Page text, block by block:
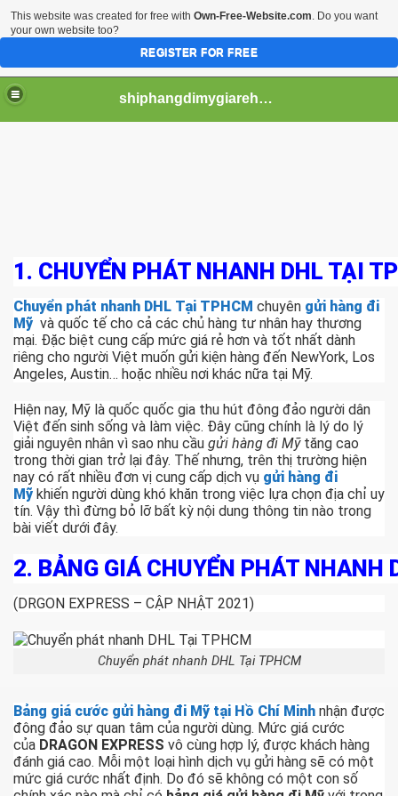
shiphangdimygiarehcm
1. CHUYỂN PHÁT NHANH DHL TẠI
Chuyển phát nhanh DHL Tại TPHCM chuyên gửi hàng đi
Mỹ và quốc tế cho cả các chủ hàng tư nhân hay thương
mại. Đặc biệt cung cấp mức giá rẻ hơn và tốt nhất dành
riêng cho người Việt muốn gửi kiện hàng đến NewYork, Los
Angeles, Austin… hoặc nhiều nơi khác nữa tại Mỹ.
Hiện nay, Mỹ là quốc quốc gia thu hút đông đảo người dân
Việt đến sinh sống và làm việc. Đây cũng chính là lý do lý
giải nguyên nhân vì sao nhu cầu gửi hàng đi Mỹtăng cao
trong thời gian trở lại đây. Thế nhưng, trên thị trường hiện
nay có rất nhiều đơn vị cung cấp dịch vụ gửi hàng đi
Mỹ khiến người dùng khó khăn trong việc lựa chọn địa chỉ uy
tín. Vậy thì đừng bỏ lỡ bất kỳ nội dung thông tin nào trong
bài viết dưới đây.
2. BẢNG GIÁ CHUYỂN PHÁT NHANH
(DRGON EXPRESS – CẬP NHẬT 2021)
Chuyển phát nhanh DHL Tại TPHCM
Bảng giá cước gửi hàng đi Mỹ tại Hồ Chí Minh nhận được
đông đảo sự quan tâm của người dùng. Mức giá cước
của DRAGON EXPRESS vô cùng hợp lý, được khách hàng
đánh giá cao. Mỗi một loại hình dịch vụ gửi hàng sẽ có một
mức giá cước nhất định. Do đó sẽ không có một con số
This website was created for free with Own-Free-Website.com. Do you want
your own website too?
REGISTER FOR FREE